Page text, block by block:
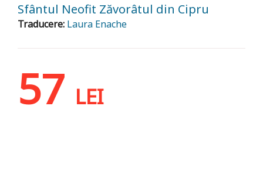
Sfântul Neofit Zăvorâtul din Cipru
Traducere: Laura Enache
57 LEI